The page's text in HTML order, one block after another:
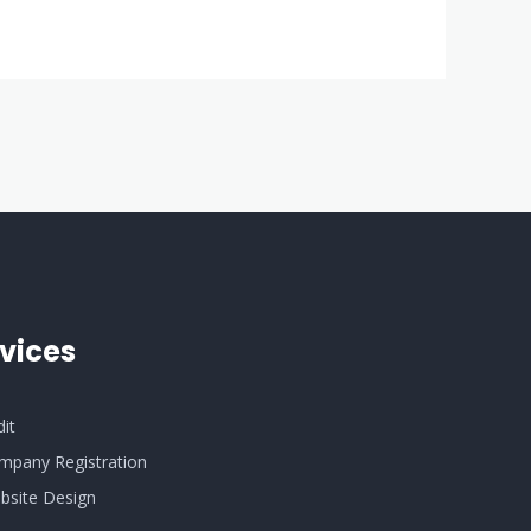
Registration
Design